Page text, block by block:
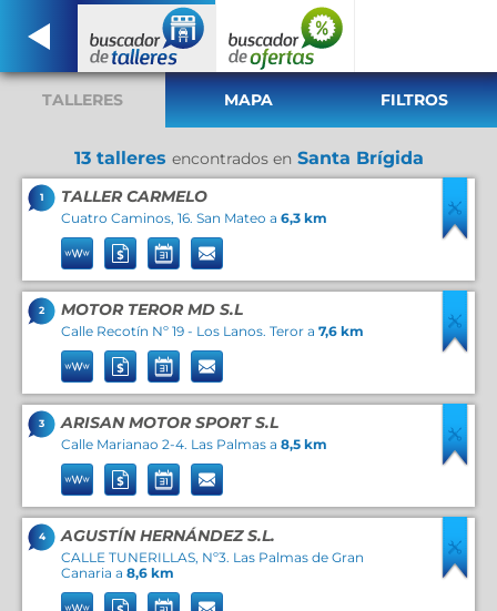
TALLERES MAPA FILTROS
13 talleres encontrados en Santa Brígida
1 TALLER CARMELO
Cuatro Caminos, 16. San Mateo a 6,3 km
2 MOTOR TEROR MD S.L
Calle Recotín Nº 19 - Los Lanos. Teror a 7,6 km
3 ARISAN MOTOR SPORT S.L
Calle Marianao 2-4. Las Palmas a 8,5 km
4 AGUSTÍN HERNÁNDEZ S.L.
CALLE TUNERILLAS, Nº3. Las Palmas de Gran
Canaria a 8,6 km